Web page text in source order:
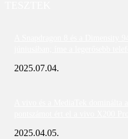
2025.07.04.
2025.04.05.